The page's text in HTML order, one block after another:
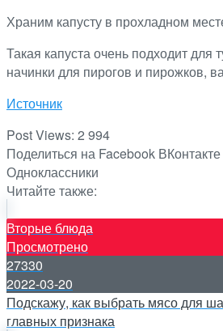
Храним капусту в прохладном
Такая капуста очень подходит для
начинки для пирогов и пирожков,
Источник
Post Views: 2 994
Поделиться на Facebook ВКонтакте
Одноклассники
Читайте также:
Вторые блюда
Просмотрено
27330
2022-03-20
Подскажу, как выбрать мясо для
главных признака